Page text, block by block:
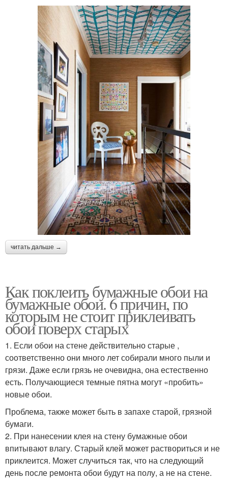
читать дальше →
Как поклеить бумажные обои на
бумажные обои. 6 причин, по
которым не стоит приклеивать
обои поверх старых
1. Если обои на стене действительно старые ,
соответственно они много лет собирали много пыли и
грязи. Даже если грязь не очевидна, она естественно
есть. Получающиеся темные пятна могут «пробить»
новые обои.
Проблема, также может быть в запахе старой, грязной
бумаги.
2. При нанесении клея на стену бумажные обои
впитывают влагу. Старый клей может раствориться и не
приклеится. Может случиться так, что на следующий
день после ремонта обои будут на полу, а не на стене.